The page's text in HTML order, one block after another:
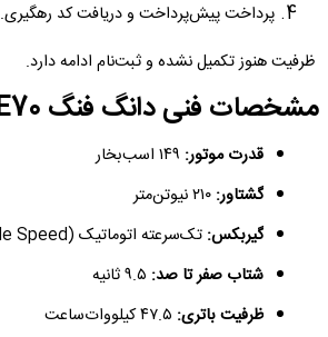
پرداخت پیش‌پرداخت و دریافت کد رهگیری.
ظرفیت هنوز تکمیل نشده و ثبت‌نام ادامه دارد.
مشخصات فنی دانگ فنگ E70 چیست؟
قدرت موتور:
گشتاور:
گیربکس: تک‌سرعته اتوماتیک (Single Speed)
شتاب صفر تا صد:
ظرفیت باتری: